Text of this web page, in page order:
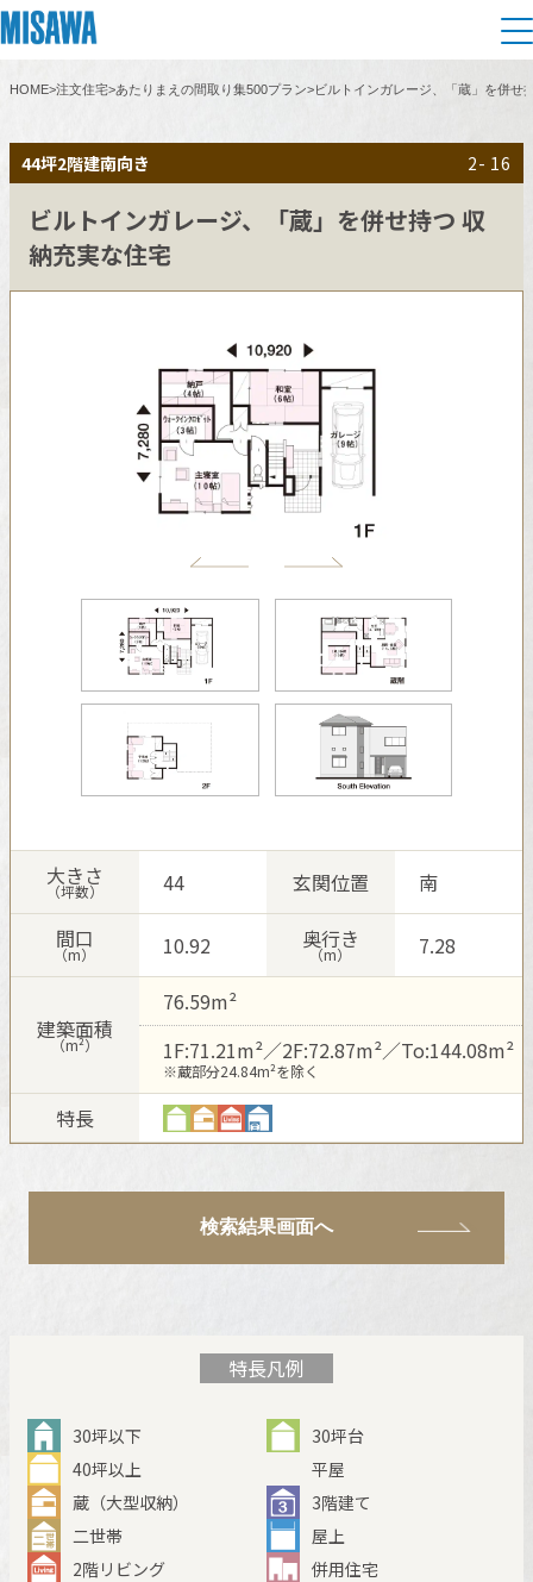
住まい
建てる [注文住宅]
商品ラインアップ
テクノロジー（住まいの性能）
建築事例・建築実例
デザイナーズギャラリー
分譲住宅（建売・土地）検索
中古住宅検索
分譲マンション検索
住まいの売却
これから住まいをご検討の方
土地活用
個人のお客さま
店舗・各種施設
土地活用モデルルーム見学
法人のお客さま
企業不動産活用（CRE）戦略
これから土地活用・賃貸経営をご検討の方
土地活用の基礎から長期安定経営を目指すオーナー様まで、賃貸経
営に役立つ多彩な情報を幅広くお届けします。
ホームラウンジ 土地活用・賃貸経営
リフォーム
ミサワリフォームとは
リフォームの流れ
リフォームメニュー
事業用リノベーション
ホテル・旅館リフォーム
リフォーム営業所
これからリフォームをご検討の方
実例動画や基礎知識、収納の工夫など、理想の住まいを叶えるリフ
ォームの具体策とアイデアを豊富にご用意しています。
ホームラウンジ リフォーム
複合開発・投資開発
複合開発事業（ASMACI-アスマチ-）
分譲マンション開発事業
収益不動産・投資開発事業
建築再生事業
事業用地・事業用建物
分譲用地
すべてのフィールドに新しい価値をデザインし、持続可能な未来志
向のまちづくりを実現していきます。
ミサワゼネラルソリューション
オーナーサポート
サポートメニュー
住まいるりんぐ（ロングサポート）
アフターメンテナンス
ミサワリフォーム
お客様センター
ミサワホームオーナーさま・リフォーム工事ご契約者さまとミサワ
ホームを結ぶコミュニケーションサイト。お得・便利・安心なコン
テンツや、ミサワホームからの大切なお知らせなど配信していま
IR情報
MISAWAについて
ミサワホームグループ
SDGs
環境活動
中途採用
障がい者採用
ウエルネス事業
イベント情報
カタログ請求
住まいのご相談
HOME>注文住宅>あたりまえの間取り集500プラン>ビルトインガレージ、「蔵」を併せ
44坪2階建南向き 2- 16
ビルトインガレージ、「蔵」を併せ持つ 収
納充実な住宅
大きさ
（坪数） 44 玄関位置
南
間口
（m） 10.92 奥行き
（m） 7.28
建築面積
（m²）
76.59m²
1F:71.21m²／2F:72.87m²／To:144.08m²
※蔵部分24.84m²を除く
特長
検索結果画面へ
特長凡例
30坪以下
30坪台
40坪以上
平屋
蔵（大型収納）
3階建て
二世帯
屋上
2階リビング
併用住宅